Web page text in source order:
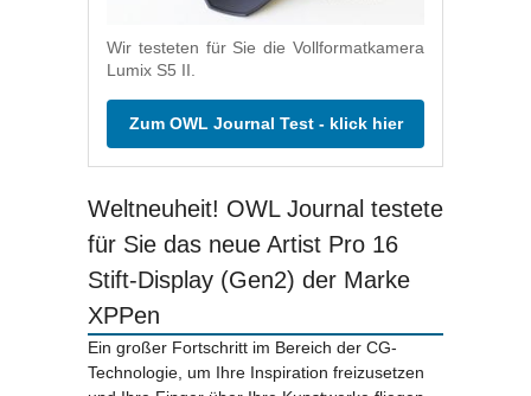
Wir testeten für Sie die Vollformatkamera
Lumix S5 II.
Zum OWL Journal Test - klick hier
Weltneuheit! OWL Journal testete
für Sie das neue Artist Pro 16
Stift-Display (Gen2) der Marke
XPPen
Ein großer Fortschritt im Bereich der CG-
Technologie, um Ihre Inspiration freizusetzen